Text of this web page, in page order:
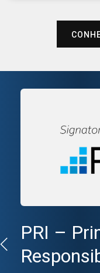
PRI –
XP Asset
MQ1.br